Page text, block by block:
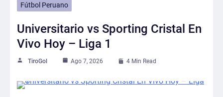
Fútbol Peruano
Universitario vs Sporting Cristal En
Vivo Hoy – Liga 1
TiroGol Ago 7, 2026 4 Min Read